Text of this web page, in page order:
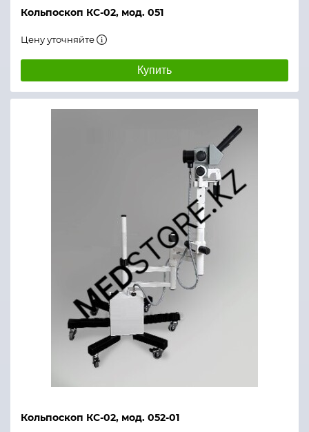
Кольпоскоп КС-02, мод. 051
Цену уточняйте
Купить
Кольпоскоп КС-02, мод. 052-01